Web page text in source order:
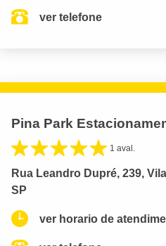
ver telefone
Pina Park
1 aval.
Rua Leandro Dupré, 239,
SP
ver horario de